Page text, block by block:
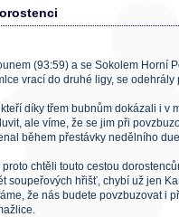
(93:59) a se Sokolem Horní
vrací do druhé ligy, se
díky třem bubnům dokázali i v
ale víme, že se jim při
během přestávky nedělního
chtěli touto cestou
soupeřových hřišť, chybí už jen
že nás budete povzbuzovat i